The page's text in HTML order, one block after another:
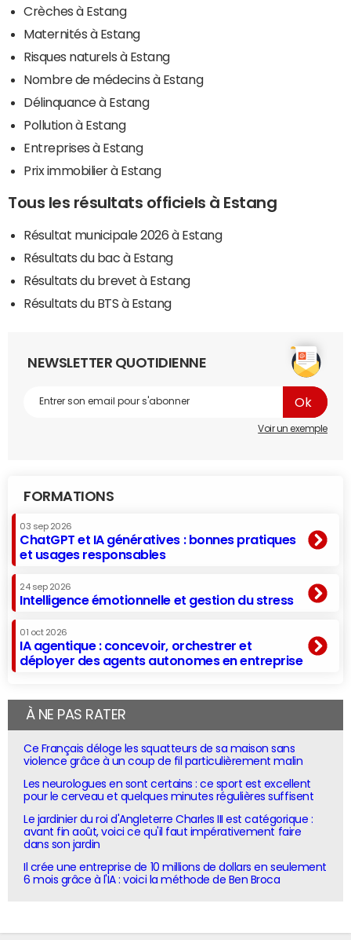
Crèches à Estang
Maternités à Estang
Risques naturels à Estang
Nombre de médecins à Estang
Délinquance à Estang
Pollution à Estang
Entreprises à Estang
Prix immobilier à Estang
Tous les résultats officiels à Estang
Résultat municipale 2026 à Estang
Résultats du bac à Estang
Résultats du brevet à Estang
Résultats du BTS à Estang
NEWSLETTER QUOTIDIENNE
Voir un exemple
FORMATIONS
03 sep 2026
ChatGPT et IA génératives : bonnes pratiques
et usages responsables
24 sep 2026
Intelligence émotionnelle et gestion du stress
01 oct 2026
IA agentique : concevoir, orchestrer et
déployer des agents autonomes en entreprise
À NE PAS RATER
Ce Français déloge les squatteurs de sa maison sans
violence grâce à un coup de fil particulièrement malin
Les neurologues en sont certains : ce sport est excellent
pour le cerveau et quelques minutes régulières suffisent
Le jardinier du roi d'Angleterre Charles III est catégorique :
avant fin août, voici ce qu'il faut impérativement faire
dans son jardin
Il crée une entreprise de 10 millions de dollars en seulement
6 mois grâce à l'IA : voici la méthode de Ben Broca